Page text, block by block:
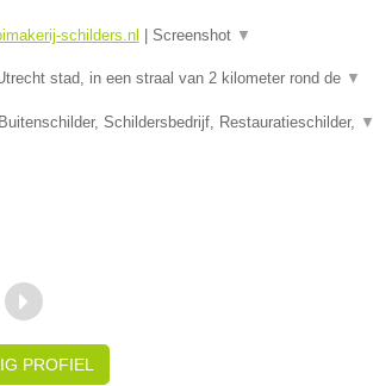
schilders.nl Screenshot ▼
stad, in een straal van 2 kilometer rond de ▼
Schildersbedrijf, Restauratieschilder, ▼
PROFIEL